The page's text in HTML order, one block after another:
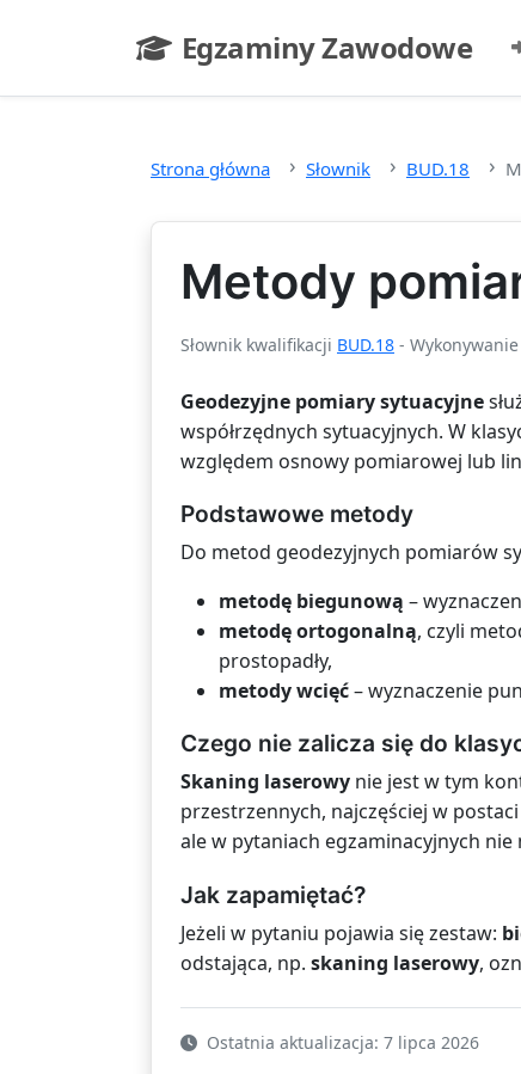
Egzaminy Zawodowe
- strona główna
Strona główna Słownik BUD.18
Metody
Słownik kwalifikacji BUD.18 -
Geodezyjne pomiary sytuacyjne
współrzędnych sytuacyjnych. W
względem osnowy pomiarowej lub
Podstawowe metody
Do metod geodezyjnych pomiarów
metodę biegunową –
metodę ortogonalną, czyli
prostopadły,
metody wcięć– wyznaczenie
Czego nie zalicza się do
Skaning laserowy nie jest w tym
przestrzennych, najczęściej w
ale w pytaniach egzaminacyjnych
Jak zapamiętać?
Jeżeli w pytaniu pojawia się zestaw:
odstająca, np. skaning laserowy,
Ostatnia aktualizacja: 7 lipca 2026